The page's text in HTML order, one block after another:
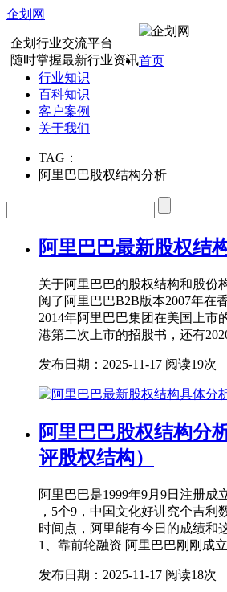
企划网
企划行业交流平台
随时掌握最新行业资讯首页
行业知识
百科知识
客户案例
关于我们
TAG：
阿里巴巴股权结构分析
阿里巴巴最新股权结
关于阿里巴巴的股权结构和股份
阅了阿里巴巴B2B版本2007年在
2014年阿里巴巴集团在美国上市
港第二次上市的招股书，还有
发布日期：2025-11-17 阅读19次
阿里巴巴股权结构分
评股权结构）
阿里巴巴是1999年9月9日注册成
，5个9，中国文化好讲究个吉利
时间点，阿里能有今日的成绩和
1、靠前轮融资 阿里巴巴刚刚成
发布日期：2025-11-17 阅读18次